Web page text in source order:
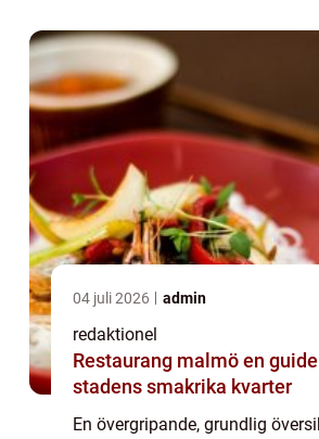
04 juli 2026 admin
redaktionel
Restaurang malmö en guide till
stadens smakrika kvarter
En övergripande, grundlig